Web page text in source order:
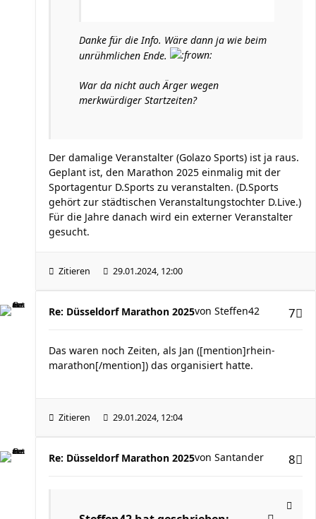
Danke für die Info. Wäre dann ja wie beim
unrühmlichen Ende.
War da nicht auch Ärger wegen
merkwürdiger Startzeiten?
Der damalige Veranstalter (Golazo Sports) ist ja raus.
Geplant ist, den Marathon 2025 einmalig mit der
Sportagentur D.Sports zu veranstalten. (D.Sports
gehört zur städtischen Veranstaltungstochter D.Live.)
Für die Jahre danach wird ein externer Veranstalter
gesucht.
Zitieren 29.01.2024, 12:00
Re: Düsseldorf Marathon 2025 7
von Steffen42
Das waren noch Zeiten, als Jan ([mention]rhein-
marathon[/mention]) das organisiert hatte.
Zitieren 29.01.2024, 12:04
Re: Düsseldorf Marathon 2025 8
von Santander